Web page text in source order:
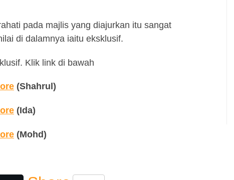
pada majlis yang diajurkan itu sangat
di dalamnya iaitu eksklusif.
Klik link di bawah
(Shahrul)
(Ida)
(Mohd)